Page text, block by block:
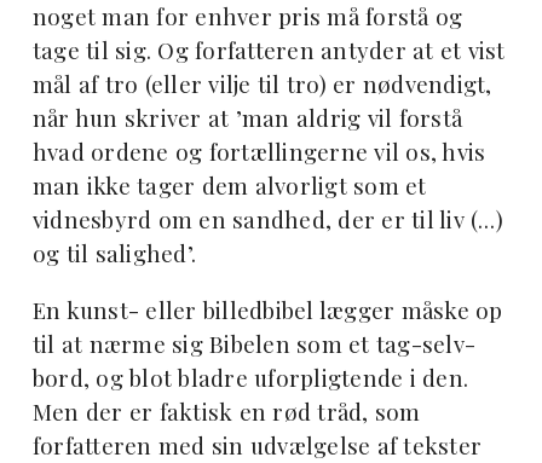
noget man for enhver pris må forstå og
tage til sig. Og forfatteren antyder at et vist
mål af tro (eller vilje til tro) er nødvendigt,
når hun skriver at ’man aldrig vil forstå
hvad ordene og fortællingerne vil os, hvis
man ikke tager dem alvorligt som et
vidnesbyrd om en sandhed, der er til liv (…)
og til salighed’.
En kunst- eller billedbibel lægger måske op
til at nærme sig Bibelen som et tag-selv-
bord, og blot bladre uforpligtende i den.
Men der er faktisk en rød tråd, som
forfatteren med sin udvælgelse af tekster